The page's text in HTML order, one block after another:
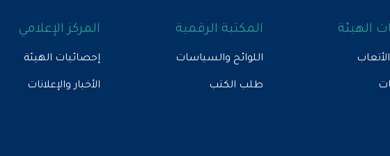
الهيئة المكتبة الرقمية
اللوائح والسياسات
طلب الكتب
المركز الإعلامي
إحصائيات الهيئة
الأخبار والإعلانات